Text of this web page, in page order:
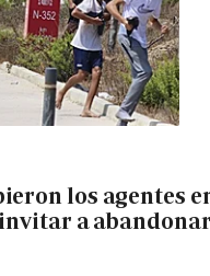
los agentes
a